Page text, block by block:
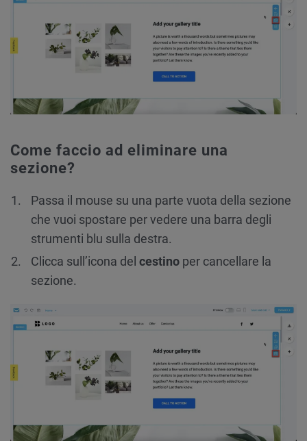
Come faccio ad eliminare una
sezione?
Passa il mouse su una parte vuota della sezione
che vuoi spostare per vedere una barra degli
strumenti blu sulla destra.
Clicca sull’icona del cestino per cancellare la
sezione.